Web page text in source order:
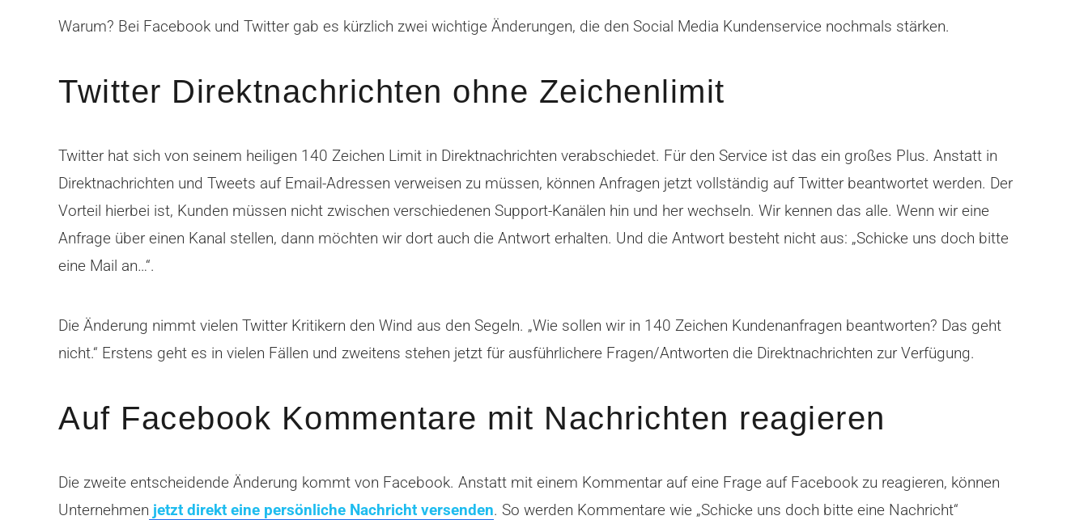
Warum? Bei Facebook und Twitter gab es kürzlich zwei wichtige Änderungen, die den Social Media Kundenservice nochmals stärken.
Twitter Direktnachrichten ohne Zeichenlimit
Twitter hat sich von seinem heiligen 140 Zeichen Limit in Direktnachrichten verabschiedet. Für den Service ist das ein großes Plus. Anstatt in
Direktnachrichten und Tweets auf Email-Adressen verweisen zu müssen, können Anfragen jetzt vollständig auf Twitter beantwortet werden. Der
Vorteil hierbei ist, Kunden müssen nicht zwischen verschiedenen Support-Kanälen hin und her wechseln. Wir kennen das alle. Wenn wir eine
Anfrage über einen Kanal stellen, dann möchten wir dort auch die Antwort erhalten. Und die Antwort besteht nicht aus: „Schicke uns doch bitte
eine Mail an…“.
Die Änderung nimmt vielen Twitter Kritikern den Wind aus den Segeln. „Wie sollen wir in 140 Zeichen Kundenanfragen beantworten? Das geht
nicht.“ Erstens geht es in vielen Fällen und zweitens stehen jetzt für ausführlichere Fragen/Antworten die Direktnachrichten zur Verfügung.
Auf Facebook Kommentare mit Nachrichten reagieren
Die zweite entscheidende Änderung kommt von Facebook. Anstatt mit einem Kommentar auf eine Frage auf Facebook zu reagieren, können
Unternehmen jetzt direkt eine persönliche Nachricht versenden. So werden Kommentare wie „Schicke uns doch bitte eine Nachricht“